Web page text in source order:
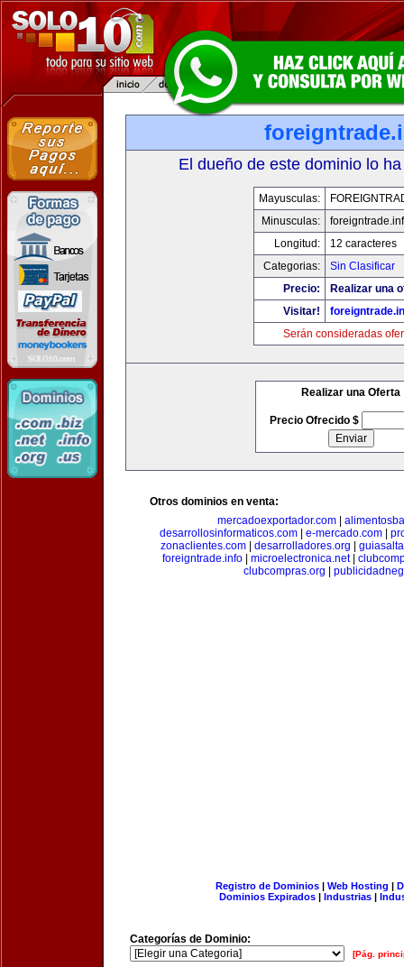
El dueño de este dominio lo
Mayusculas:
Minusculas:
Longitud:
12 caracteres
Categorias:
Sin Clasificar
Precio:
Realizar una
Visitar!
Serán consideradas
Realizar una Oferta
Precio Ofrecido $
Otros dominios en venta:
mercadoexportador.com|
desarrollosinformaticos.com| e-mercado.com|
zonaclientes.com| desarrolladores.org
foreigntrade.info
microelectronica.net|
clubcompras.org
Registro de Dominios| Web Hosting |
Dominios Expirados | Industrias |
Categorías de Dominio:
[Pág.